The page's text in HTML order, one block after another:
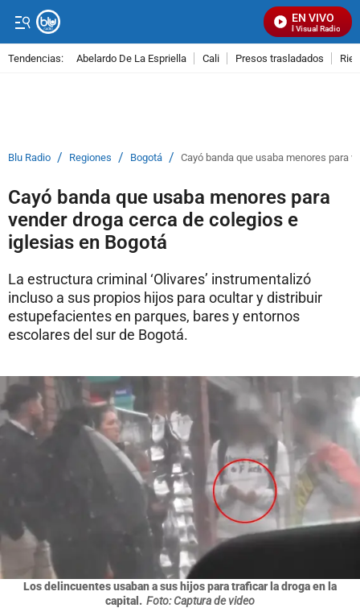
EN VIVO
Señal Visual Radio
Tendencias: Abelardo De La Espriella Cali Presos trasladados
Blu Radio / Regiones / Bogotá / Cayó banda que usaba menores para
Cayó banda que usaba menores para
vender droga cerca de colegios e
iglesias en Bogotá
La estructura criminal ‘Olivares’ instrumentalizó
incluso a sus propios hijos para ocultar y distribuir
estupefacientes en parques, bares y entornos
escolares del sur de Bogotá.
Los delincuentes usaban a sus hijos para traficar la droga en la
capital. Foto: Captura de video